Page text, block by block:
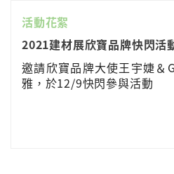
活動花絮
2021建材展欣寶品牌快閃活
邀請欣寶品牌大使王宇婕＆
雅，於12/9快閃參與活動